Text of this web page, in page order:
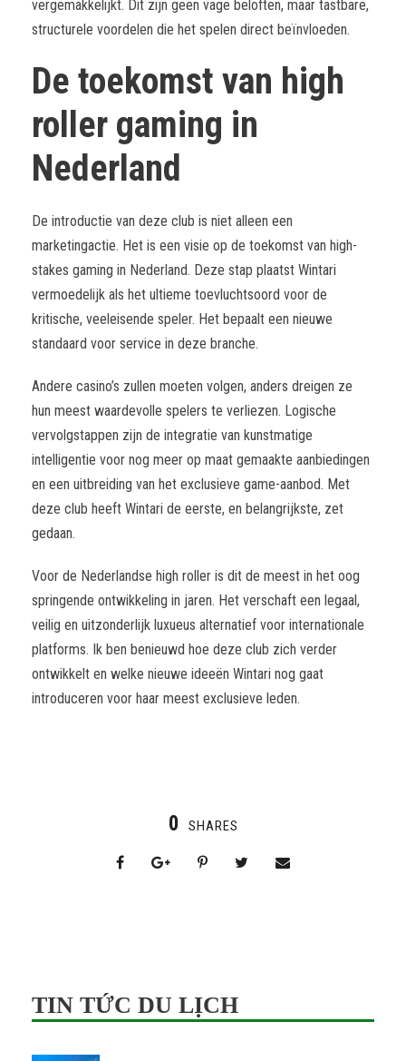
vergemakkelijkt. Dit zijn geen vage beloften, maar tastbare,
structurele voordelen die het spelen direct beïnvloeden.
De toekomst van high
roller gaming in
Nederland
De introductie van deze club is niet alleen een
marketingactie. Het is een visie op de toekomst van high-
stakes gaming in Nederland. Deze stap plaatst Wintari
vermoedelijk als het ultieme toevluchtsoord voor de
kritische, veeleisende speler. Het bepaalt een nieuwe
standaard voor service in deze branche.
Andere casino’s zullen moeten volgen, anders dreigen ze
hun meest waardevolle spelers te verliezen. Logische
vervolgstappen zijn de integratie van kunstmatige
intelligentie voor nog meer op maat gemaakte aanbiedingen
en een uitbreiding van het exclusieve game-aanbod. Met
deze club heeft Wintari de eerste, en belangrijkste, zet
gedaan.
Voor de Nederlandse high roller is dit de meest in het oog
springende ontwikkeling in jaren. Het verschaft een legaal,
veilig en uitzonderlijk luxueus alternatief voor internationale
platforms. Ik ben benieuwd hoe deze club zich verder
ontwikkelt en welke nieuwe ideeën Wintari nog gaat
introduceren voor haar meest exclusieve leden.
0 SHARES
TIN TỨC DU LỊCH